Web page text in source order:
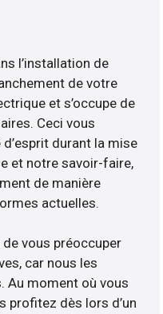
l’installation de
de votre
et s’occupe de
Ceci vous
durant la mise
et notre savoir-faire,
de manière
actuelles.
de vous préoccuper
car nous les
Au moment où vous
profitez dès lors d’un